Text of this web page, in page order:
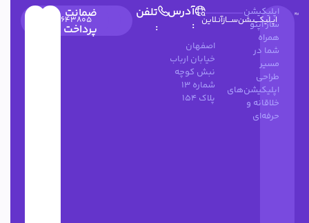
اپـلیکـــیشن‌ســـازآنـلاین
اپلیکیشن
ساز اپتو
همراه
شما در
مسیر
طراحی
اپلیکیشن‌های
خلاقانه و
حرفه‌ای
آدرس
:
اصفهان
خیابان ارباب
نبش کوچه
شماره 13
پلاک 154
تلفن
:
۰۳۱۳۶۶۲۶۰۴۹
۰۲۱۹۱۰۳۵۹۷۴
09900643805
ضمانت
پرداخت